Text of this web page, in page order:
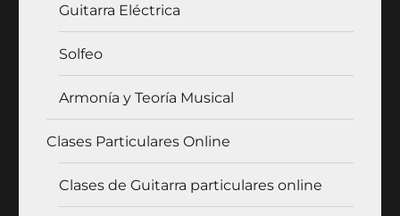
Guitarra Eléctrica
Solfeo
Armonía y Teoría Musical
Clases Particulares Online
Clases de Guitarra particulares online